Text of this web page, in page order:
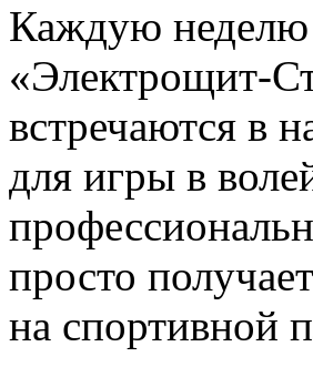
Каждую
«Электрощит-
встречаются в
для игры в
просто
на спортивной